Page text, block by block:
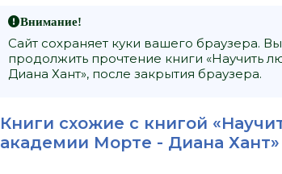
Внимание!
Сайт сохраняет куки вашего браузера.
продолжить прочтение книги «Научить
Диана Хант», после закрытия браузера.
Книги схожие с книгой
академии Морте - Диана Хант»